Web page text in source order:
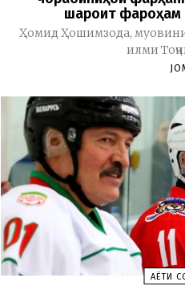
шароит фароҳам
Ҳомид Ҳошимзода,
илми
ҲАЁТИ